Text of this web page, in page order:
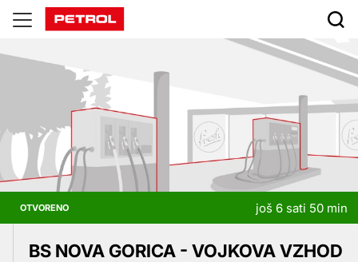
Prodajna
mjesta
OTVORENO još 6 sati 50 min
BS NOVA GORICA - VOJKOVA VZHOD